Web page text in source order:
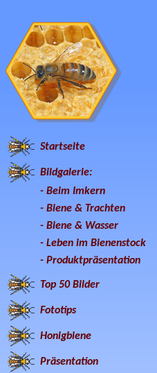
Startseite
Bildgalerie:
- Beim Imkern
- Biene & Trachten
- Biene & Wasser
- Leben im Bienenstock
- Produktpräsentation
Top 50 Bilder
Fototips
Honigbiene
Präsentation